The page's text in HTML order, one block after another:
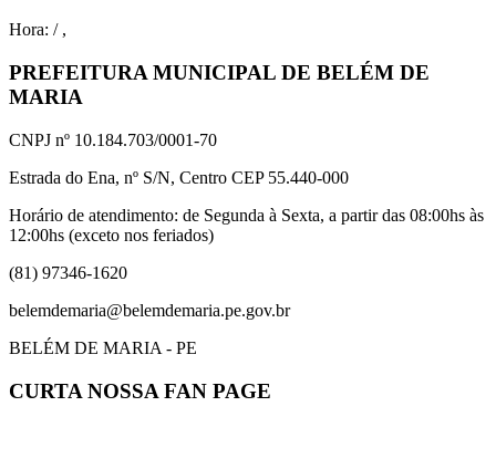
Hora: / ,
PREFEITURA MUNICIPAL DE BELÉM DE
MARIA
CNPJ nº 10.184.703/0001-70
Estrada do Ena, nº S/N, Centro CEP 55.440-000
Horário de atendimento: de Segunda à Sexta, a partir das 08:00hs às
12:00hs (exceto nos feriados)
(81) 97346-1620
belemdemaria@belemdemaria.pe.gov.br
BELÉM DE MARIA - PE
CURTA NOSSA FAN PAGE